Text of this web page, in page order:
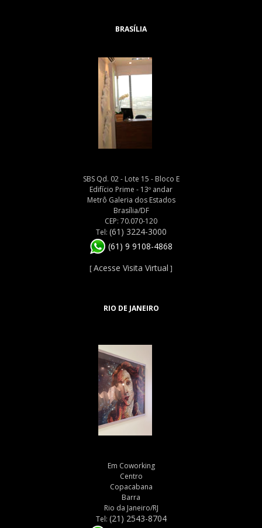
BRASÍLIA
SBS Qd. 02 - Lote 15 - Bloco E
Edifício Prime - 13º andar
Metrô Galeria dos Estados
Brasília/DF
CEP: 70.070-120
Tel: (61) 3224-3000
(61) 9 9108-4868
[Acesse Visita Virtual ]
RIO DE JANEIRO
Em Coworking
Centro
Copacabana
Barra
Rio da Janeiro/RJ
Tel: (21) 2543-8704